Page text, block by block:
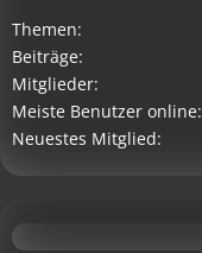
Themen
Beiträge
Mitglieder
Meiste Benutzer online
Neuestes Mitglied